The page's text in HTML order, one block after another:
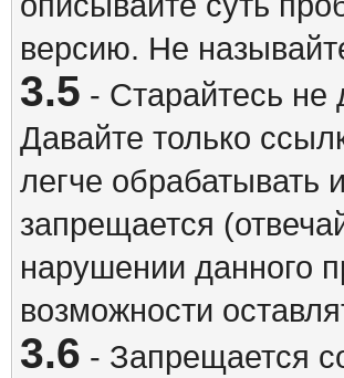
версию. Не
3.5 - Старайтесь не
Давайте только
легче
запрещается
нарушении данного
возможности
3.6 - Запрещается